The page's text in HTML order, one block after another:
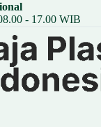
- 17.00 WIB